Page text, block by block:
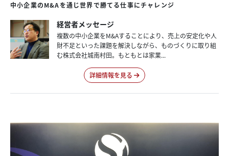
中小企業のM&Aを通じ世界で勝てる仕事にチャレンジ
経営者メッセージ
複数の中小企業をM&Aすることにより、売上の安定化や人
財不足といった課題を解決しながら、ものづくりに取り組
む株式会社城南村田。もともとは家業...
詳細情報を見る